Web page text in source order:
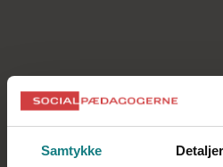
Samtykke Detaljer
Pluskortet
Forbrugsforeningen